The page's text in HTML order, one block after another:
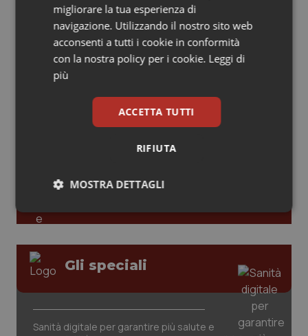
Provincia Autonoma di Bolzano
Provincia Autonoma di Trento
Puglia
Sardegna
Toscana
Umbria
Valle D’Aosta
Veneto
Infezioni & Febbre
Ipertensione & Scompenso
Malattie rare
Malattia di Crohn & Rettocolite Ulcerosa
Neuroscienze & patologie neurodegenerative
Obesità
Oftalmologia
Oncodermatologia
Oncoematologia
Leadership Medica 2026: guidare team
clinici ad alte prestazioni
AI e telemedicina nello studio
odontoiatrico: applicazioni concrete e
uso protetto
Gli speciali
Sanità digitale per garantire più salute e
migliorare la tua esperienza di
navigazione. Utilizzando il nostro sito web
acconsenti a tutti i cookie in conformità
con la nostra policy per i cookie. Leggi di
più
ACCETTA TUTTI
RIFIUTA
MOSTRA DETTAGLI
Necessari Statistici Marketing
Necessari Statistici Marketing